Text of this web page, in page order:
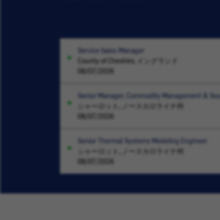
Service Sales Manager
County of Cheshire, イングランド
08/07/2026
Senior Manager, Commodity Management &
シャーロット, ノースカロライナ州
08/07/2026
Senior Thermal Systems Modeling Engineer
シャーロット, ノースカロライナ州
08/07/2026